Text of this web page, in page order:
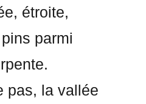
étroite,
parmi
pas, la vallée